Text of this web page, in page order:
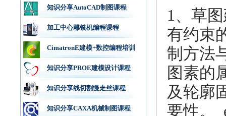
知识分享AutoCAD制图课程
加工中心雕铣机编程课程
CimatronE建模+数控编程培训
知识分享PROE建模设计课程
知识分享线切割慢走丝课程
知识分享CAXA机械制图课程
1、草
有约束
制方法
图素的
及轮廓
要性。